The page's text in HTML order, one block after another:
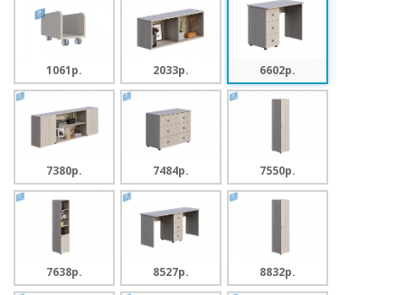
1061p. 2033p. 6602p.
7380p. 7484p. 7550p.
7638p. 8527p. 8832p.